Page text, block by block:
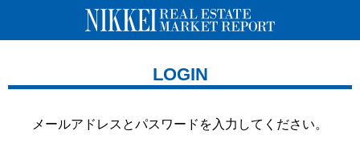
LOGIN
メールアドレスとパスワードを 入力してください。